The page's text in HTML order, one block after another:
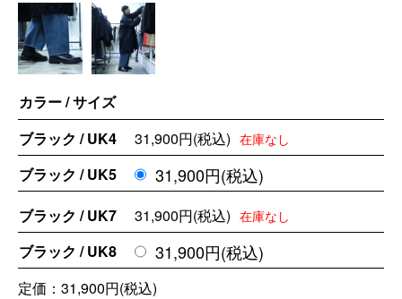
カラー / サイズ
ブラック / UK4
31,900円(税込) 在庫なし
ブラック / UK5 31,900円(税込)
ブラック / UK7 31,900円(税込) 在庫なし
ブラック / UK8 31,900円(税込)
定価：31,900円(税込)